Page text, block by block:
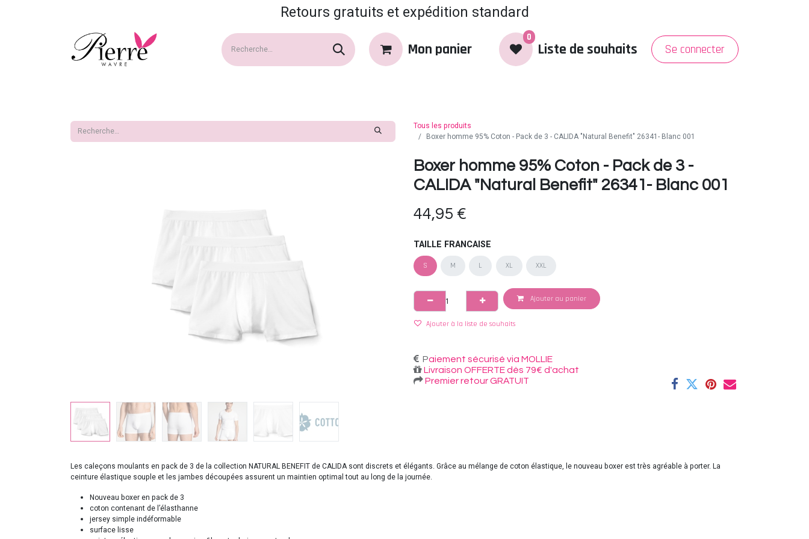
Retours gratuits et expédition standard
Mon panier
0
Liste de souhaits Se connecter
Tous les produits
Boxer homme 95% Coton - Pack de 3 - CALIDA "Natural Benefit" 26341- Blanc 001
Boxer homme 95% Coton - Pack de 3 -
CALIDA "Natural Benefit" 26341- Blanc 001
44,95 €
TAILLE FRANCAISE
S M L XL XXL
Ajouter au panier
Ajouter à la liste de souhaits
Paiement sécurisé via MOLLIE
Livraison OFFERTE dès 79€ d'achat
Premier retour GRATUIT
Les caleçons moulants en pack de 3 de la collection NATURAL BENEFIT de CALIDA sont discrets et élégants. Grâce au mélange de coton élastique, le nouveau boxer est très agréable à porter. La
ceinture élastique souple et les jambes découpées assurent un maintien optimal tout au long de la journée.
Nouveau boxer en pack de 3
coton contenant de l’élasthanne
jersey simple indéformable
surface lisse